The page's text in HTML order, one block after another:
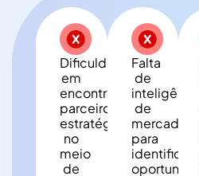
Dificuldade
em
encontrar
parceiros
estratégicos
no
meio
de
Falta
de
inteligência
de
mercado
para
identificar